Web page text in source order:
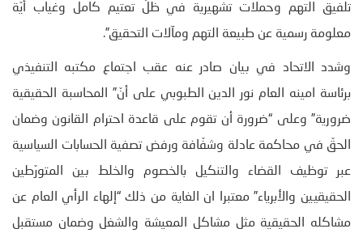
تلفيق التهم وحملات تشهيرية في ظلّ تعتيم كامل وغياب أيّة
معلومة رسمية عن طبيعة التهم ومآلات التحقيق”.
وشدد الاتحاد في بيان صادر عنه عقب اجتماع مكتبه التنفيذي
برئاسة امينه العام نور الدين الطبوبي على أنّ” المحاسبة الحقيقية
ضرورية” وعلى “ضرورة أن تقوم على قاعدة احترام القانون وضمان
الحقّ في محاكمة عادلة وشفّافة ورفض تصفية الحسابات السياسية
عبر توظيف القضاء والتنكيل بالخصوم والخلط بين المتورّطين
الحقيقيين والأبرياء” معتبرا ان الغاية من ذلك “إلهاء الرأي العام عن
مشاكله الحقيقية مثل مشاكل المعيشة والشغل وضمان مستقبل